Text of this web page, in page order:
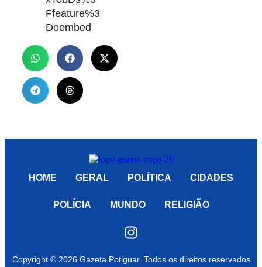
Ffeature%3
Doembed
HOME GERAL POLÍTICA CIDADES
POLÍCIA MUNDO RELIGIÃO
Copyright © 2026 Gazeta Potiguar. Todos os direitos reservados